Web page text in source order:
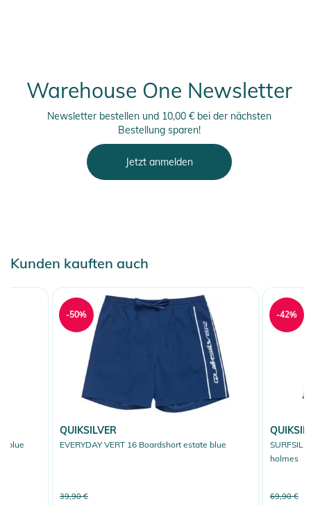
Warehouse One Newsletter
Newsletter bestellen und 10,00 € bei der nächsten
Bestellung sparen!
Jetzt anmelden
Kunden kauften auch
blue
QUIKSILVER
EVERYDAY VERT 16 Boardshort estate blue
39,90 €
-50%
holmes
69,90 €
-42%